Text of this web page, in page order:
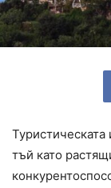
Туристическата
тъй като